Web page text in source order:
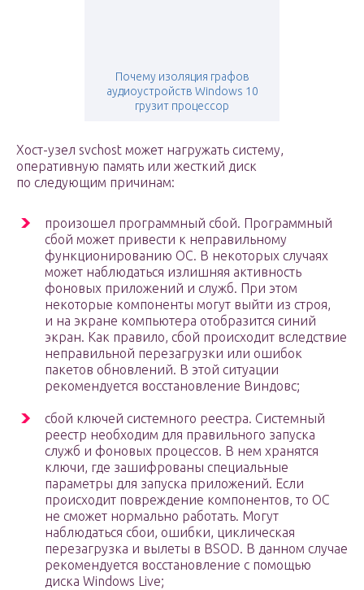
Почему изоляция графов
аудиоустройств Windows 10
грузит процессор
Хост-узел svchost может нагружать систему,
оперативную память или жесткий диск
по следующим причинам:
произошел программный сбой. Программный
сбой может привести к неправильному
функционированию ОС. В некоторых случаях
может наблюдаться излишняя активность
фоновых приложений и служб. При этом
некоторые компоненты могут выйти из строя,
и на экране компьютера отобразится синий
экран. Как правило, сбой происходит вследствие
неправильной перезагрузки или ошибок
пакетов обновлений. В этой ситуации
рекомендуется восстановление Виндовс;
сбой ключей системного реестра. Системный
реестр необходим для правильного запуска
служб и фоновых процессов. В нем хранятся
ключи, где зашифрованы специальные
параметры для запуска приложений. Если
происходит повреждение компонентов, то ОС
не сможет нормально работать. Могут
наблюдаться сбои, ошибки, циклическая
перезагрузка и вылеты в BSOD. В данном случае
рекомендуется восстановление с помощью
диска Windows Live;